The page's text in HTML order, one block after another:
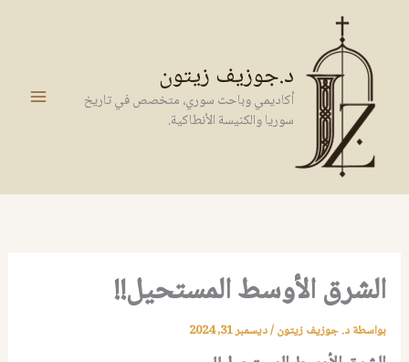
المحتوى
د.جوزيف زيتون
أكاديمي وباحث سوري، متخصص في تاريخ
سوريا والكنيسة الأنطاكية.
الشرق الأوسط المستحيل!!
بواسطةد. جوزيف زيتون/ديسمبر 31, 2024